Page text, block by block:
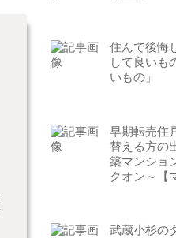
住んで後悔
して良いも
いもの」
早期転売住
替える方の
築マンショ
クオン～【
武蔵小杉の